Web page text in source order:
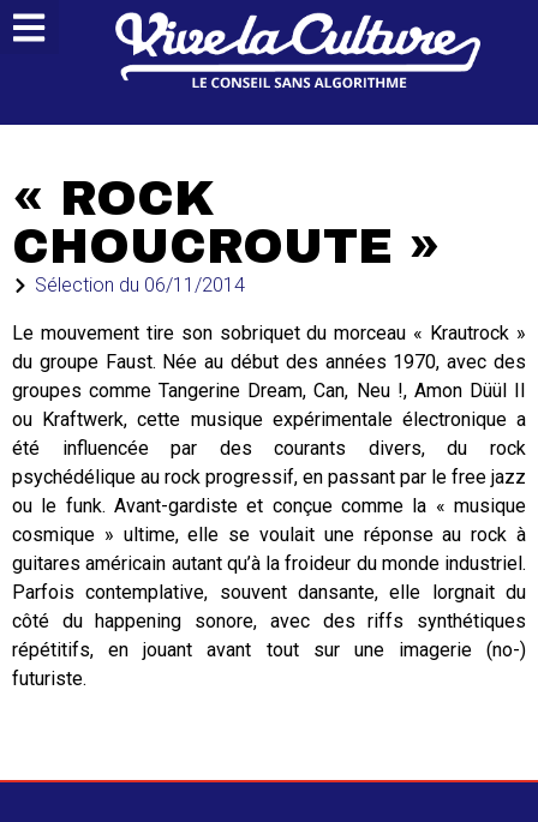
« ROCK
CHOUCROUTE »
Sélection du 06/11/2014
Le mouvement tire son sobriquet du morceau « Krautrock »
du groupe Faust. Née au début des années 1970, avec des
groupes comme Tangerine Dream, Can, Neu !, Amon Düül II
ou Kraftwerk, cette musique expérimentale électronique a
été influencée par des courants divers, du rock
psychédélique au rock progressif, en passant par le free jazz
ou le funk. Avant-gardiste et conçue comme la « musique
cosmique » ultime, elle se voulait une réponse au rock à
guitares américain autant qu’à la froideur du monde industriel.
Parfois contemplative, souvent dansante, elle lorgnait du
côté du happening sonore, avec des riffs synthétiques
répétitifs, en jouant avant tout sur une imagerie (no-)
futuriste.